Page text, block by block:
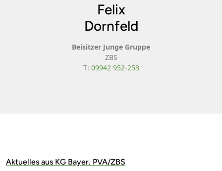
Felix
Dornfeld
Beisitzer Junge Gruppe
ZBS
T: 09942 952-253
Aktuelles aus KG Bayer. PVA/ZBS